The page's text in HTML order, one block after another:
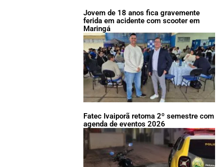
Jovem de 18 anos fica gravemente
ferida em acidente com scooter em
Maringá
Fatec Ivaiporã retoma 2º semestre com
agenda de eventos 2026